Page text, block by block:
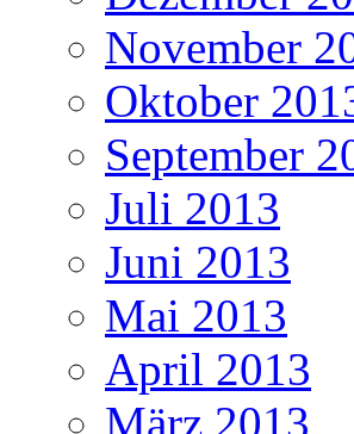
November
Oktober
September
Juli 2013
Juni 2013
Mai 2013
April 2013
März 2013